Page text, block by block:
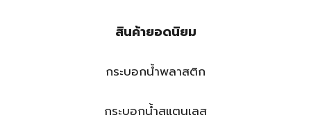
สินค้ายอดนิยม
กระบอกน้ำพลาสติก
กระบอกน้ำสแตนเลส